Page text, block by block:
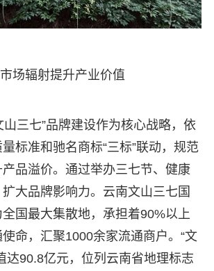
场辐射提升产业价值
山三七”品牌建设作为核心战略，依
标准和驰名商标“三标”联动，规范
品溢价。通过举办三七节、健康
大品牌影响力。云南文山三七国
国最大集散地，承担着90%以上
命，汇聚1000余家流通商户。“文
达90.8亿元，位列云南省地理标志